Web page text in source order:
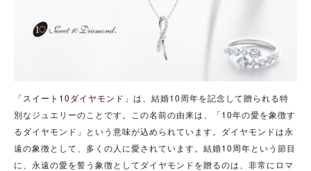
「 スイート10ダイヤモンド 」は、結婚10周年を記念して贈られる特
別なジュエリーのことです。この名前の由来は、「10年の愛を象徴す
るダイヤモンド」という意味が込められています。ダイヤモンドは永
遠の象徴として、多くの人に愛されています。結婚10周年という節目
に、永遠の愛を誓う象徴としてダイヤモンドを贈るのは、非常にロマ